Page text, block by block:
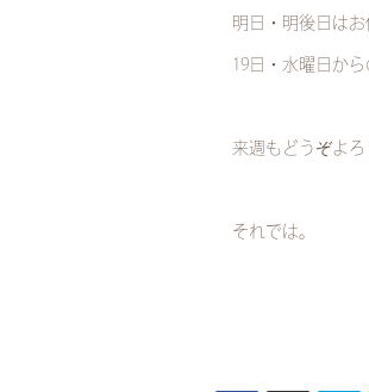
明日・明後日はお
19日・水曜日か
来週もどうぞよろ
それでは。